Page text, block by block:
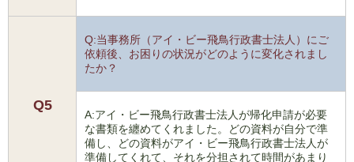
Q5
Q:当事務所（アイ・ビー飛鳥行政書士法人）にご
依頼後、お困りの状況がどのように変化されまし
たか？
A:アイ・ビー飛鳥行政書士法人が帰化申請が必要
な書類を纏めてくれました。どの資料が自分で準
備し、どの資料がアイ・ビー飛鳥行政書士法人が
準備してくれて、それを分担されて時間があまり